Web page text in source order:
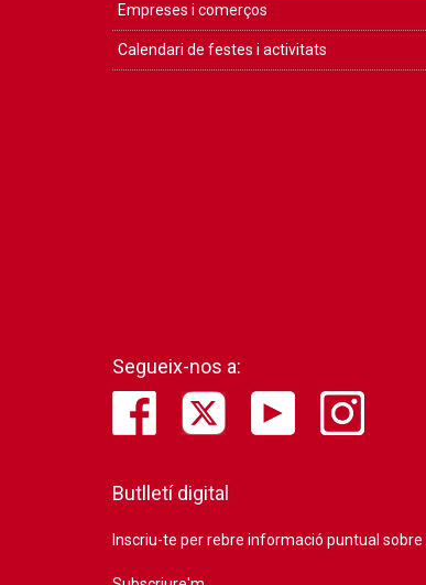
Empreses i comerços
Calendari de festes i activitats
Segueix-nos a:
Butlletí digital
Inscriu-te per rebre informació puntual